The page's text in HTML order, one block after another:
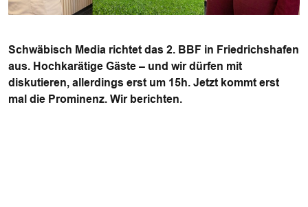
Schwäbisch Media richtet das 2. BBF in Friedrichshafen
aus. Hochkarätige Gäste – und wir dürfen mit
diskutieren, allerdings erst um 15h. Jetzt kommt erst
mal die Prominenz. Wir berichten.